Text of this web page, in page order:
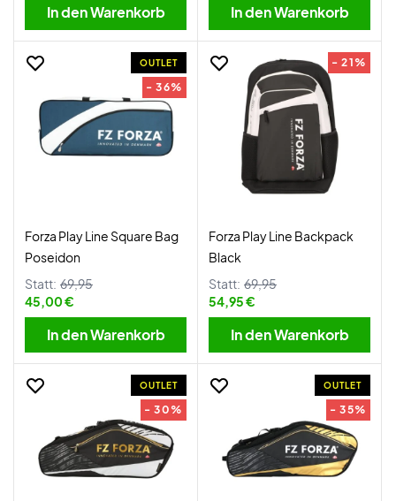
In den Warenkorb In den Warenkorb
OUTLET
- 36%
Forza Play Line Square Bag
Poseidon
Statt: 69,95
45,00 €
In den Warenkorb
- 21%
Forza Play Line Backpack
Black
Statt: 69,95
54,95 €
In den Warenkorb
OUTLET
- 30%
OUTLET
- 35%